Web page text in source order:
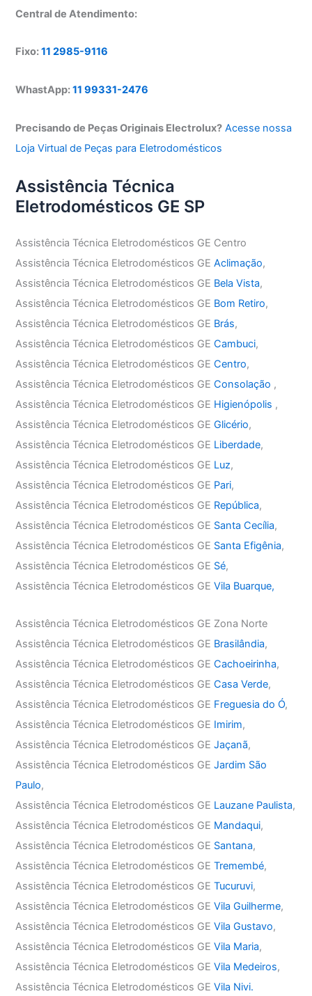
Central de Atendimento:
Fixo:11 2985-9116
WhastApp:11 99331-2476
Precisando de Peças Originais Electrolux? Acesse nossa
Loja Virtual de Peças para Eletrodomésticos
Assistência Técnica
Eletrodomésticos GE SP
Assistência Técnica Eletrodomésticos GE Centro
Assistência Técnica Eletrodomésticos GEAclimação,
Assistência Técnica Eletrodomésticos GE Bela Vista,
Assistência Técnica Eletrodomésticos GE Bom Retiro,
Assistência Técnica Eletrodomésticos GE Brás,
Assistência Técnica Eletrodomésticos GECambuci,
Assistência Técnica Eletrodomésticos GECentro,
Assistência Técnica Eletrodomésticos GEConsolação ,
Assistência Técnica Eletrodomésticos GE Higienópolis ,
Assistência Técnica Eletrodomésticos GEGlicério,
Assistência Técnica Eletrodomésticos GE Liberdade,
Assistência Técnica Eletrodomésticos GE Luz,
Assistência Técnica Eletrodomésticos GE Pari,
Assistência Técnica Eletrodomésticos GE República,
Assistência Técnica Eletrodomésticos GE Santa Cecília,
Assistência Técnica Eletrodomésticos GE Santa Efigênia,
Assistência Técnica Eletrodomésticos GE Sé,
Assistência Técnica Eletrodomésticos GEVila Buarque,
Assistência Técnica Eletrodomésticos GE Zona Norte
Assistência Técnica Eletrodomésticos GE Brasilândia,
Assistência Técnica Eletrodomésticos GECachoeirinha,
Assistência Técnica Eletrodomésticos GECasa Verde,
Assistência Técnica Eletrodomésticos GE Freguesia do Ó,
Assistência Técnica Eletrodomésticos GE Imirim,
Assistência Técnica Eletrodomésticos GEJaçanã,
Assistência Técnica Eletrodomésticos GEJardim São
Paulo,
Assistência Técnica Eletrodomésticos GE Lauzane Paulista,
Assistência Técnica Eletrodomésticos GE Mandaqui,
Assistência Técnica Eletrodomésticos GE Santana,
Assistência Técnica Eletrodomésticos GETremembé,
Assistência Técnica Eletrodomésticos GETucuruvi,
Assistência Técnica Eletrodomésticos GEVila Guilherme,
Assistência Técnica Eletrodomésticos GEVila Gustavo,
Assistência Técnica Eletrodomésticos GEVila Maria,
Assistência Técnica Eletrodomésticos GEVila Medeiros,
Assistência Técnica Eletrodomésticos GEVila Nivi.